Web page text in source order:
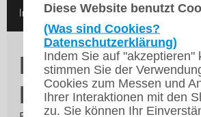
Diese Website benutzt
(Was sind Cookies?
Datenschutzerklärung)
Indem Sie auf "akzeptieren"
stimmen Sie der
Cookies zum Messen und
Ihrer Interaktionen mit den
zu. Sie können Ihr
In den Warenkorb
Magnet für die
Bodenplatte